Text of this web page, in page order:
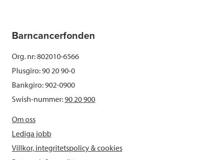
Barncancerfonden
Org. nr: 802010-6566
Plusgiro: 90 20 90-0
Bankgiro: 902-0900
Swish-nummer:90 20 900
Om oss
Lediga jobb
Villkor, integritetspolicy & cookies